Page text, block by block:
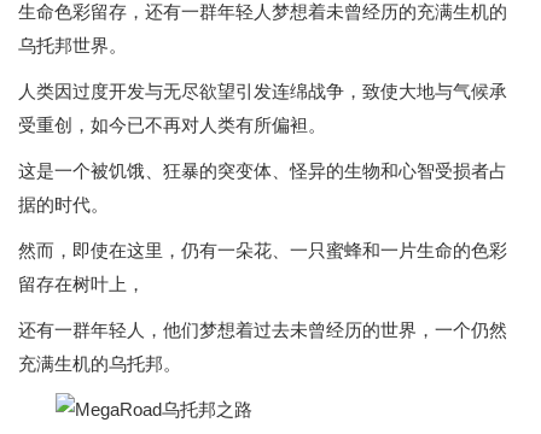
生命色彩留存，还有一群年轻人梦想着未曾经历的充满生机的
乌托邦世界。
人类因过度开发与无尽欲望引发连绵战争，致使大地与气候承
受重创，如今已不再对人类有所偏袒。
这是一个被饥饿、狂暴的突变体、怪异的生物和心智受损者占
据的时代。
然而，即使在这里，仍有一朵花、一只蜜蜂和一片生命的色彩
留存在树叶上，
还有一群年轻人，他们梦想着过去未曾经历的世界，一个仍然
充满生机的乌托邦。